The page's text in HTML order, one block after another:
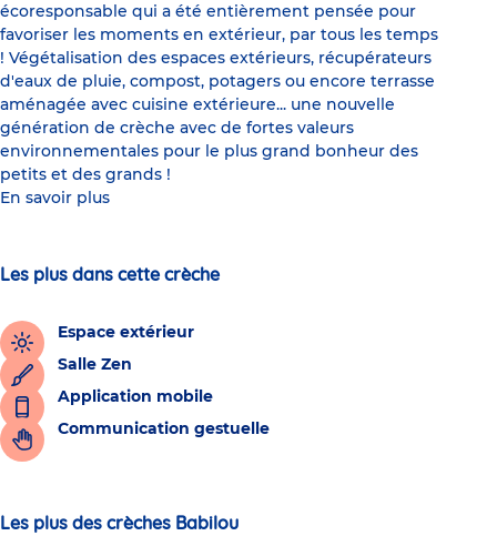
écoresponsable qui a été entièrement pensée pour
favoriser les moments en extérieur, par tous les temps
! Végétalisation des espaces extérieurs, récupérateurs
d'eaux de pluie, compost, potagers ou encore terrasse
aménagée avec cuisine extérieure... une nouvelle
génération de crèche avec de fortes valeurs
environnementales pour le plus grand bonheur des
petits et des grands !
En savoir plus
Les plus dans cette crèche
Espace extérieur
Salle Zen
Application mobile
Communication gestuelle
Les plus des crèches Babilou